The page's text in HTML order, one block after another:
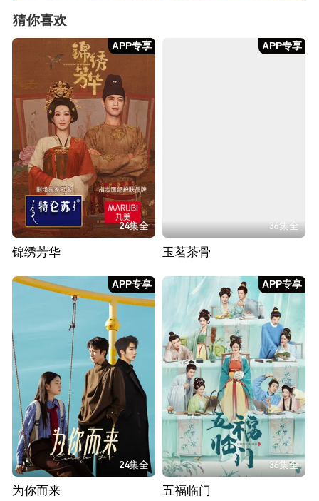
猜你喜欢
APP专享
24集全
锦绣芳华
APP专享
36集全
玉茗茶骨
APP专享
24集全
为你而来
APP专享
36集全
五福临门